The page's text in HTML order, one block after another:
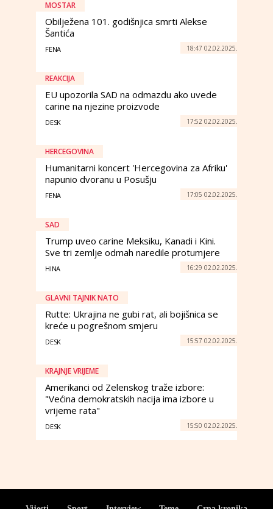
MOSTAR
Obilježena 101. godišnjica smrti Alekse
Šantića
FENA 18:47 02.02.2025.
REAKCIJA
EU upozorila SAD na odmazdu ako uvede
carine na njezine proizvode
DESK 17:52 02.02.2025.
HERCEGOVINA
Humanitarni koncert 'Hercegovina za Afriku'
napunio dvoranu u Posušju
FENA 17:05 02.02.2025.
SAD
Trump uveo carine Meksiku, Kanadi i Kini.
Sve tri zemlje odmah naredile protumjere
HINA 16:29 02.02.2025.
GLAVNI TAJNIK NATO
Rutte: Ukrajina ne gubi rat, ali bojišnica se
kreće u pogrešnom smjeru
DESK 15:57 02.02.2025.
KRAJNJE VRIJEME
Amerikanci od Zelenskog traže izbore:
"Većina demokratskih nacija ima izbore u
vrijeme rata"
DESK 15:50 02.02.2025.